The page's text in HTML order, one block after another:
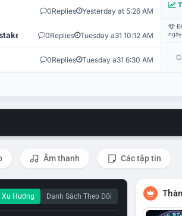
0Replies Yesterday at 5:26 AM
0Replies Tuesday a31 10:12 AM
0Replies Tuesday a31 6:30 AM
Âm thanh Các tập tin
Xu Hướng Danh Sách Theo Dõi